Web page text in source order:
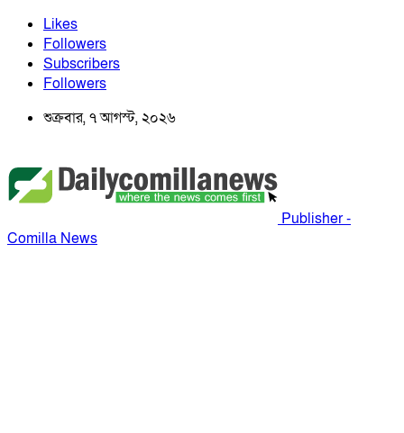
Likes
Followers
Subscribers
Followers
শুক্রবার, ৭ আগস্ট, ২০২৬
Publisher -
Comilla News